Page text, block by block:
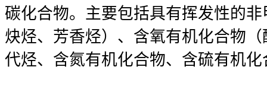
碳化合物。主要包括具有挥发性的
炔烃、芳香烃）、含氧有机化合物
代烃、含氮有机化合物、含硫有机化